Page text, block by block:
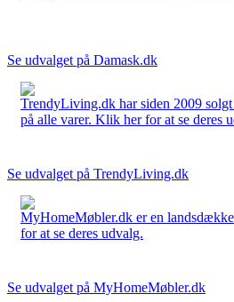
Se udvalget på Damask.dk
TrendyLiving.dk har siden 2009
på alle varer. Klik her for at se deres
Se udvalget på TrendyLiving.dk
MyHomeMøbler.dk er en
for at se deres udvalg.
Se udvalget på MyHomeMøbler.dk